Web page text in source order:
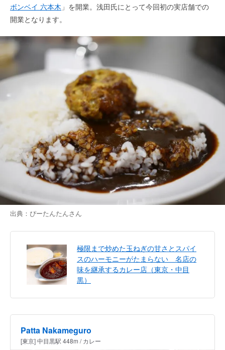
ボンベイ 六本木 」を開業。浅田氏にとって今回初の実店舗での
開業となります。
出典： ぴーたんたんさん
極限まで炒めた玉ねぎの甘さとスパイ
スのハーモニーがたまらない 名店の
味を継承するカレー店（東京・中目
黒）
Patta Nakameguro
[東京] 中目黒駅 448m / カレー